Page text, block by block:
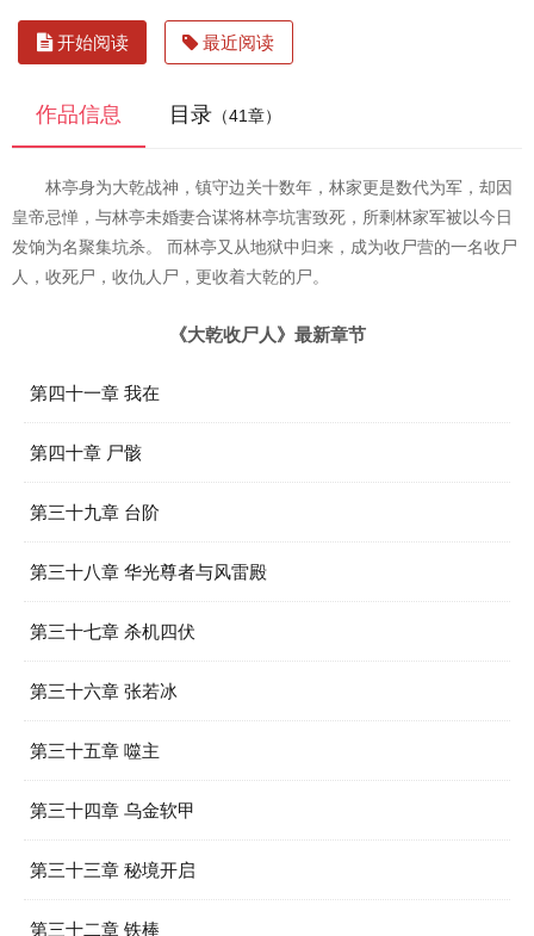
开始阅读 最近阅读
作品信息 目录 （41章）
林亭身为大乾战神，镇守边关十数年，林家更是数代为军，却因
皇帝忌惮，与林亭未婚妻合谋将林亭坑害致死，所剩林家军被以今日
发饷为名聚集坑杀。 而林亭又从地狱中归来，成为收尸营的一名收尸
人，收死尸，收仇人尸，更收着大乾的尸。
《大乾收尸人》最新章节
第四十一章 我在
第四十章 尸骸
第三十九章 台阶
第三十八章 华光尊者与风雷殿
第三十七章 杀机四伏
第三十六章 张若冰
第三十五章 噬主
第三十四章 乌金软甲
第三十三章 秘境开启
第三十二章 铁棒